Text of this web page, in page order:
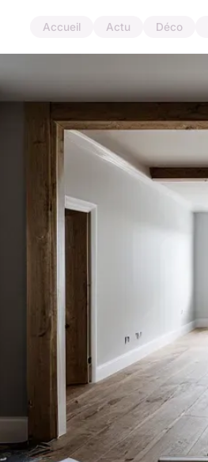
Accueil Actu Déco